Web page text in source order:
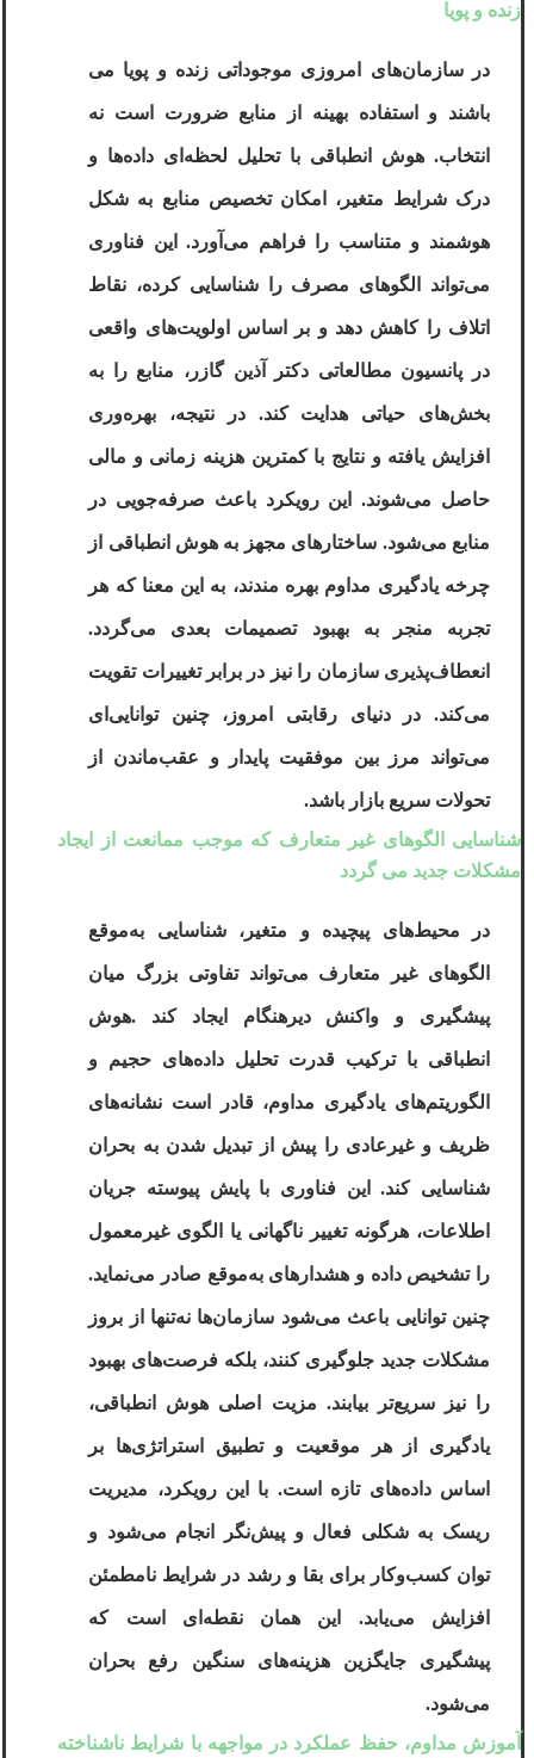
زنده و پویا
در سازمان‌های امروزی موجوداتی زنده و پویا می
باشند و استفاده بهینه از منابع ضرورت است نه
انتخاب. هوش انطباقی با تحلیل لحظه‌ای داده‌ها و
درک شرایط متغیر، امکان تخصیص منابع به شکل
هوشمند و متناسب را فراهم می‌آورد. این فناوری
می‌تواند الگوهای مصرف را شناسایی کرده، نقاط
اتلاف را کاهش دهد و بر اساس اولویت‌های واقعی
در پانسیون مطالعاتی دکتر آذین گازر، منابع را به
بخش‌های حیاتی هدایت کند. در نتیجه، بهره‌وری
افزایش یافته و نتایج با کمترین هزینه زمانی و مالی
حاصل می‌شوند. این رویکرد باعث صرفه‌جویی در
منابع می‌شود. ساختارهای مجهز به هوش انطباقی از
چرخه یادگیری مداوم بهره ‌مندند، به این معنا که هر
تجربه منجر به بهبود تصمیمات بعدی می‌گردد.
انعطاف‌پذیری سازمان را نیز در برابر تغییرات تقویت
می‌کند. در دنیای رقابتی امروز، چنین توانایی‌ای
می‌تواند مرز بین موفقیت پایدار و عقب‌ماندن از
تحولات سریع بازار باشد.
شناسایی الگوهای غیر متعارف که موجب ممانعت از ایجاد
مشکلات جدید می‌ گردد
در محیط‌های پیچیده و متغیر، شناسایی به‌موقع
الگوهای غیر متعارف می‌تواند تفاوتی بزرگ میان
پیشگیری و واکنش دیرهنگام ایجاد کند .هوش
انطباقی با ترکیب قدرت تحلیل داده‌های حجیم و
الگوریتم‌های یادگیری مداوم، قادر است نشانه‌های
ظریف و غیرعادی را پیش از تبدیل شدن به بحران
شناسایی کند. این فناوری با پایش پیوسته جریان
اطلاعات، هرگونه تغییر ناگهانی یا الگوی غیرمعمول
را تشخیص داده و هشدارهای به‌موقع صادر می‌نماید.
چنین توانایی باعث می‌شود سازمان‌ها نه‌تنها از بروز
مشکلات جدید جلوگیری کنند، بلکه فرصت‌های بهبود
را نیز سریع‌تر بیابند. مزیت اصلی هوش انطباقی،
یادگیری از هر موقعیت و تطبیق استراتژی‌ها بر
اساس داده‌های تازه است. با این رویکرد، مدیریت
ریسک به شکلی فعال و پیش‌نگر انجام می‌شود و
توان کسب‌وکار برای بقا و رشد در شرایط نامطمئن
افزایش می‌یابد. این همان نقطه‌ای است که
پیشگیری جایگزین هزینه‌های سنگین رفع بحران
می‌شود.
آموزش مداوم، حفظ عملکرد در مواجهه با شرایط ناشناخته